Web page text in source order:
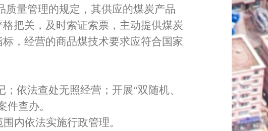
量管理的规定，其供应的煤炭产品
把关，及时索证索票， 主动提供煤炭
，经营的商品煤技术要求应符合国家
；依法查处无照经营；开展“双随机、
查办。
内依法实施行政管理。